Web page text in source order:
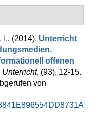
I.. (2014). Unterricht
offenen
Unterricht, (93), 12-15.
von